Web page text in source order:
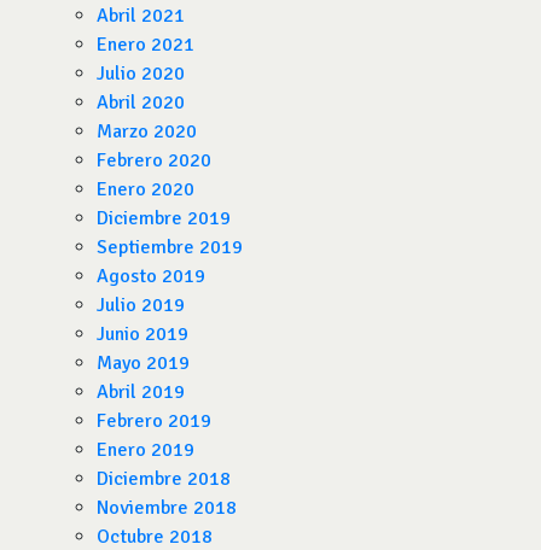
Abril 2021
Enero 2021
Julio 2020
Abril 2020
Marzo 2020
Febrero 2020
Enero 2020
Diciembre 2019
Septiembre 2019
Agosto 2019
Julio 2019
Junio 2019
Mayo 2019
Abril 2019
Febrero 2019
Enero 2019
Diciembre 2018
Noviembre 2018
Octubre 2018